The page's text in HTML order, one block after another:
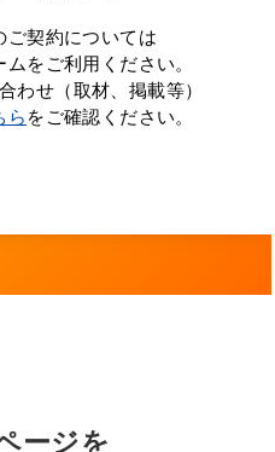
ご契約については
をご利用ください。
わせ（取材、掲載等）
ら をご確認ください。
ージを